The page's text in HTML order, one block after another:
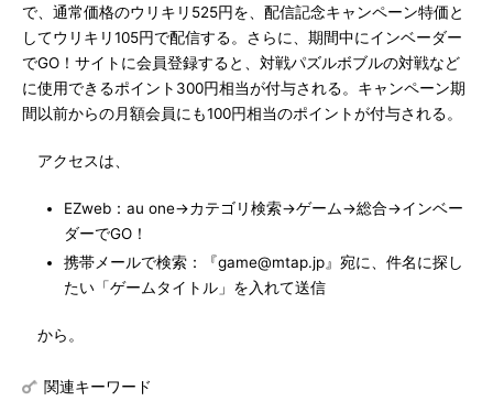
で、通常価格のウリキリ525円を、配信記念キャンペーン特価と
してウリキリ105円で配信する。さらに、期間中にインベーダー
でGO！サイトに会員登録すると、対戦パズルボブルの対戦など
に使用できるポイント300円相当が付与される。キャンペーン期
間以前からの月額会員にも100円相当のポイントが付与される。
アクセスは、
EZweb：au one→カテゴリ検索→ゲーム→総合→インベー
ダーでGO！
携帯メールで検索：『game@mtap.jp』宛に、件名に探し
たい「ゲームタイトル」を入れて送信
から。
関連キーワード